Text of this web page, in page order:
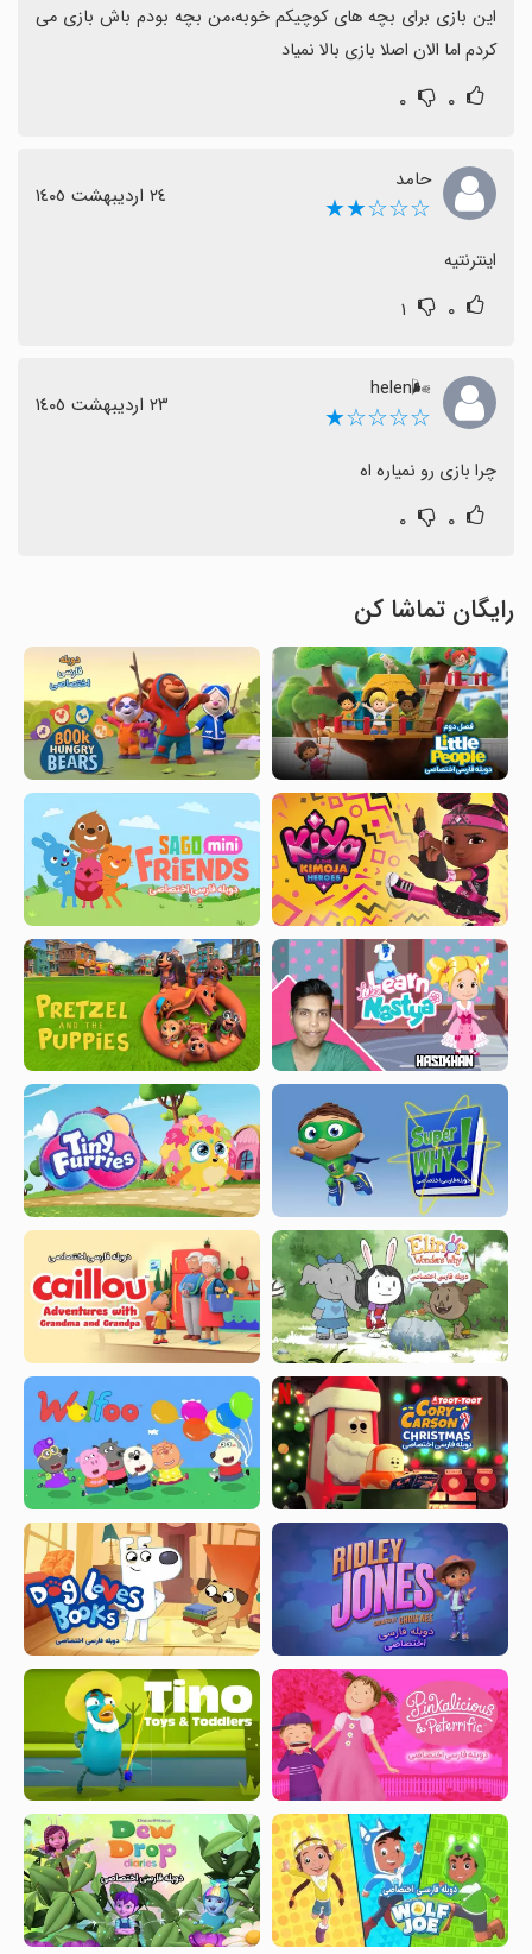
کردم اما الان اصلا بازی بالا نمیاد
۰ ۰
حامد
☆☆☆★★ ٢٤ اردیبهشت ١٤٠٥
اینترنتیه
۰ ۱
🌬helen
☆☆☆☆★ ٢٣ اردیبهشت ١٤٠٥
چرا بازی رو نمیاره اه
۰ ۰
رایگان تماشا کن